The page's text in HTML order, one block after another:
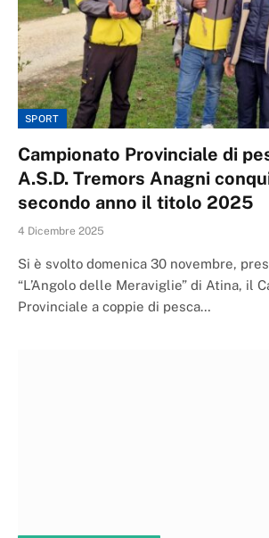
SPORT
Campionato Provinciale di
A.S.D. Tremors Anagni
secondo anno il titolo 2025
4 Dicembre 2025
Si è svolto domenica 30 novembre,
“L’Angolo delle Meraviglie” di Atina, il
Provinciale a coppie di pesca…